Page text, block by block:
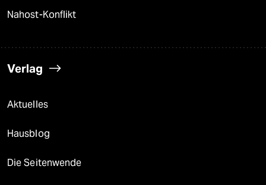
Nahost-Konflikt
Verlag
Aktuelles
Hausblog
Die Seitenwende